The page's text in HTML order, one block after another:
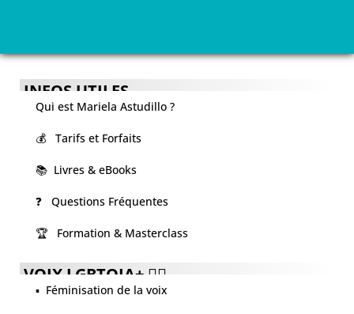
INFOS UTILES
Qui est Mariela Astudillo ?
💰 Tarifs et Forfaits
📚 Livres & eBooks
❓ Questions Fréquentes
🏆 Formation & Masterclass
VOIX LGBTQIA+ 🏳️‍🌈
▪️ Féminisation de la voix